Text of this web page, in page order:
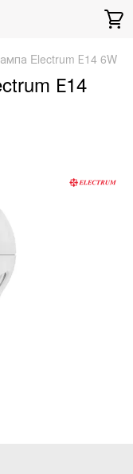
Electrum Е14 6W
Е14